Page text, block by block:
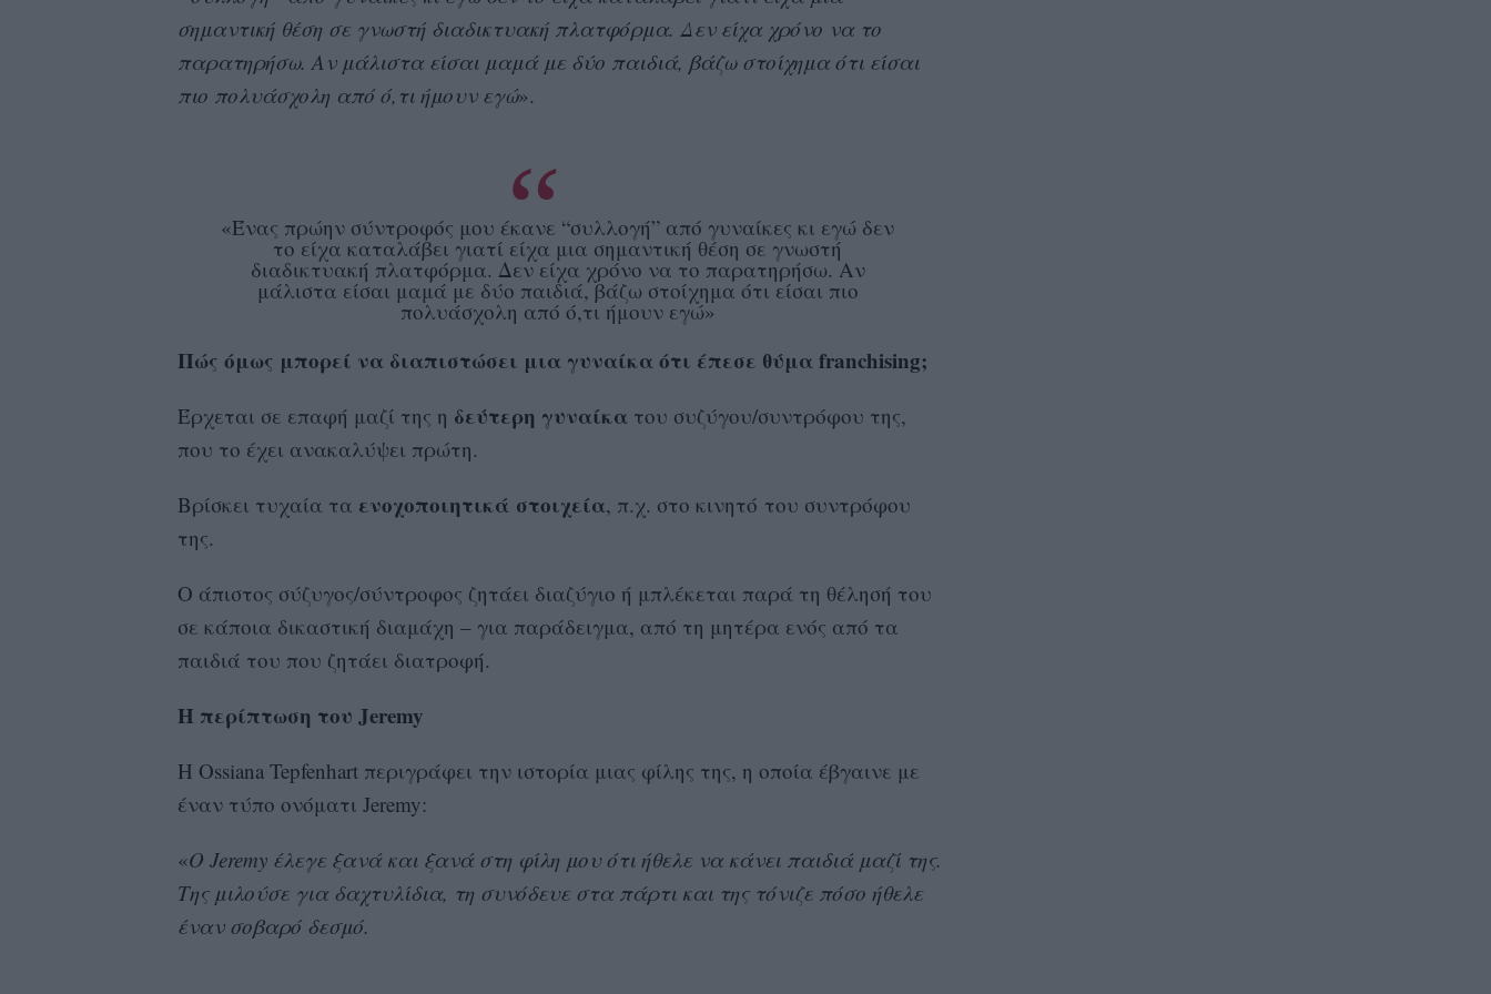
σημαντική θέση σε γνωστή διαδικτυακή πλατφόρμα. Δεν είχα χρόνο να το
παρατηρήσω. Αν μάλιστα είσαι μαμά με δύο παιδιά, βάζω στοίχημα ότι είσαι
πιο πολυάσχολη από ό,τι ήμουν εγώ».
«Ένας πρώην σύντροφός μου έκανε “συλλογή” από γυναίκες κι εγώ δεν
το είχα καταλάβει γιατί είχα μια σημαντική θέση σε γνωστή
διαδικτυακή πλατφόρμα. Δεν είχα χρόνο να το παρατηρήσω. Αν
μάλιστα είσαι μαμά με δύο παιδιά, βάζω στοίχημα ότι είσαι πιο
πολυάσχολη από ό,τι ήμουν εγώ»
Πώς όμως μπορεί να διαπιστώσει μια γυναίκα ότι έπεσε θύμα franchising;
Έρχεται σε επαφή μαζί της η δεύτερη γυναίκατου συζύγου/συντρόφου της,
που το έχει ανακαλύψει πρώτη.
Βρίσκει τυχαία τα ενοχοποιητικά στοιχεία, π.χ. στο κινητό του συντρόφου
της.
Ο άπιστος σύζυγος/σύντροφος ζητάει διαζύγιο ή μπλέκεται παρά τη θέλησή του
σε κάποια δικαστική διαμάχη – για παράδειγμα, από τη μητέρα ενός από τα
παιδιά του που ζητάει διατροφή.
Η περίπτωση του Jeremy
Η Ossiana Tepfenhart περιγράφει την ιστορία μιας φίλης της, η οποία έβγαινε με
έναν τύπο ονόματι Jeremy:
«Ο Jeremy έλεγε ξανά και ξανά στη φίλη μου ότι ήθελε να κάνει παιδιά μαζί της.
Της μιλούσε για δαχτυλίδια, τη συνόδευε στα πάρτι και της τόνιζε πόσο ήθελε
έναν σοβαρό δεσμό.